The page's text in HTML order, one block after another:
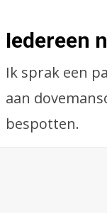
Iedereen
Ik sprak een
aan
bespotten.